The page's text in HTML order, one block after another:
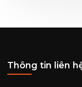
Thông tin liên